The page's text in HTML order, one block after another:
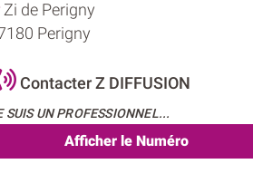
Zi de Perigny
Perigny
Contacter Z DIFFUSION
SUIS UN PROFESSIONNEL...
Afficher le Numéro